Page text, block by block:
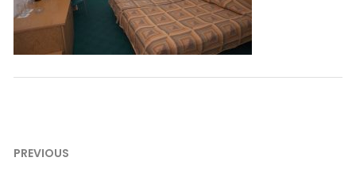
Навигация
PREVIOUS